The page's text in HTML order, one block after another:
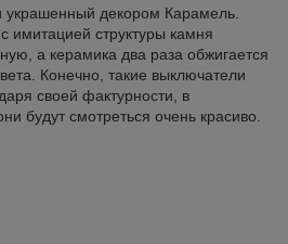
украшенный декором Карамель.
имитацией структуры камня
а керамика два раза обжигается
Конечно, такие выключатели
своей фактурности, в
будут смотреться очень красиво.